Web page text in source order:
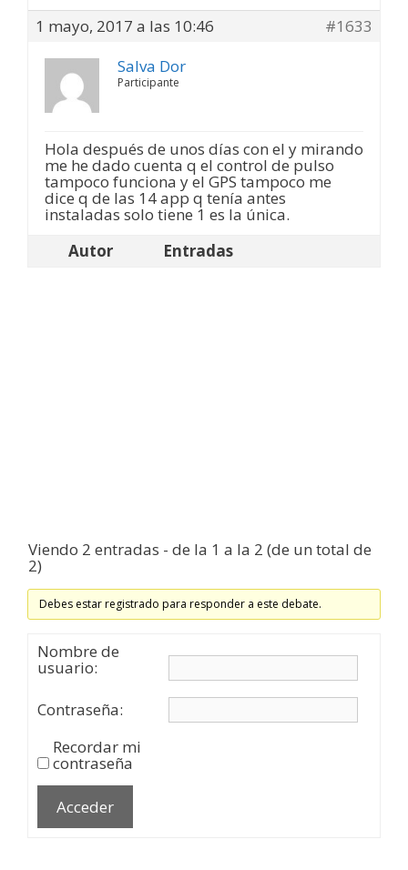
1 mayo, 2017 a las 10:46
#1633
Salva Dor
Participante
Hola después de unos días con el y mirando
me he dado cuenta q el control de pulso
tampoco funciona y el GPS tampoco me
dice q de las 14 app q tenía antes
instaladas solo tiene 1 es la única.
Autor
Entradas
Viendo 2 entradas - de la 1 a la 2 (de un total de
2)
Debes estar registrado para responder a este debate.
Nombre de
usuario:
Contraseña:
Recordar mi
contraseña
Acceder